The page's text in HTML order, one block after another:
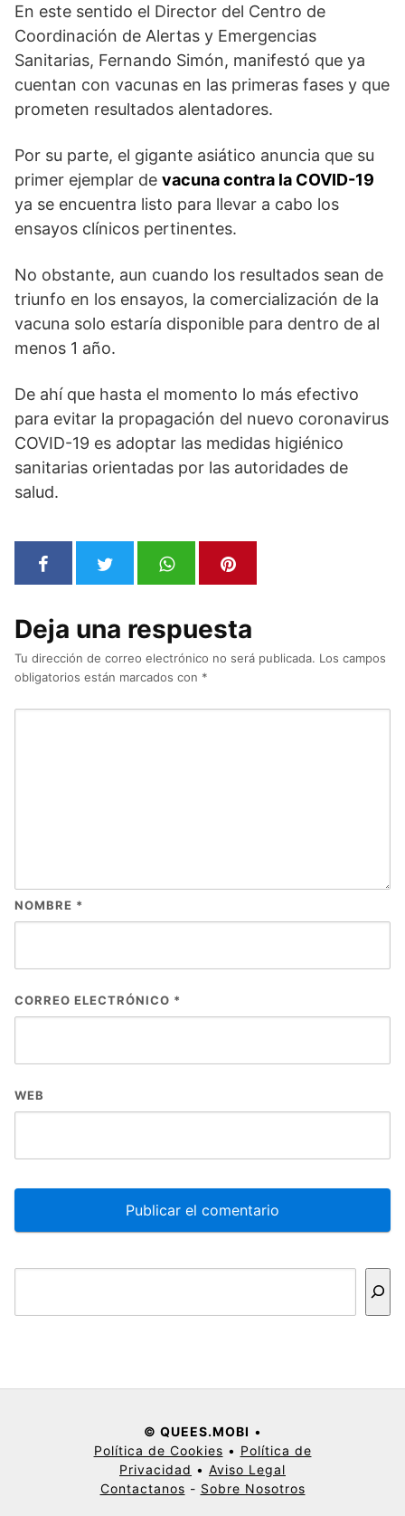
En este sentido el Director del Centro de
Coordinación de Alertas y Emergencias
Sanitarias, Fernando Simón, manifestó que ya
cuentan con vacunas en las primeras fases y que
prometen resultados alentadores.
Por su parte, el gigante asiático anuncia que su
primer ejemplar de vacuna contra la COVID-19
ya se encuentra listo para llevar a cabo los
ensayos clínicos pertinentes.
No obstante, aun cuando los resultados sean de
triunfo en los ensayos, la comercialización de la
vacuna solo estaría disponible para dentro de al
menos 1 año.
De ahí que hasta el momento lo más efectivo
para evitar la propagación del nuevo coronavirus
COVID-19 es adoptar las medidas higiénico
sanitarias orientadas por las autoridades de
salud.
Deja una respuesta
Tu dirección de correo electrónico no será publicada. Los campos
obligatorios están marcados con *
NOMBRE *
CORREO ELECTRÓNICO *
WEB
© QUEES.MOBI •
Política de Cookies • Política de
Privacidad • Aviso Legal
Contactanos - Sobre Nosotros